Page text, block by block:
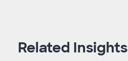
Related Insights